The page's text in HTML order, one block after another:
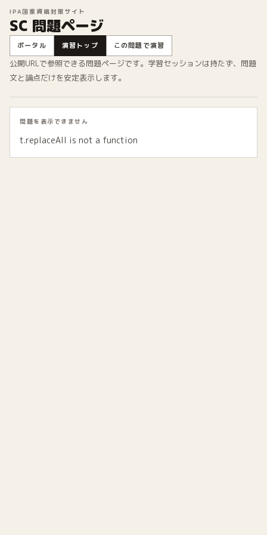
IPA国家資格対策サイト
SC 問題ページ
ポータル 演習トップ この問題で演習
公開URLで参照できる問題ページです。学習セッションは持たず、問題
文と論点だけを安定表示します。
問題を表示できません
t.replaceAll is not a function